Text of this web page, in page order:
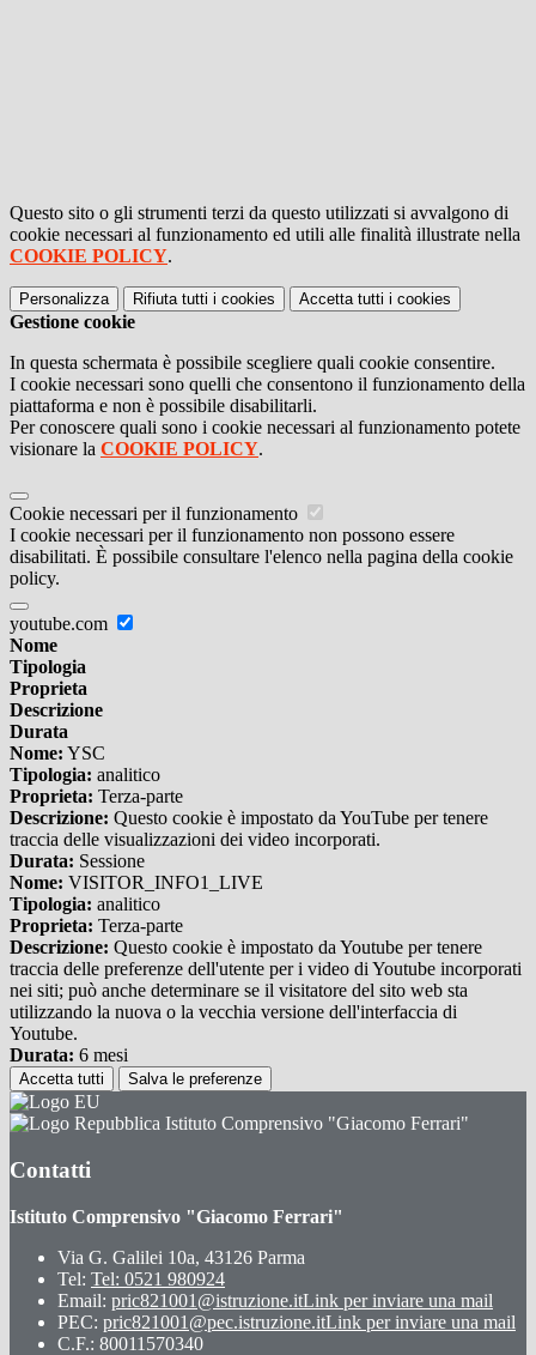
Questo sito o gli strumenti terzi da questo utilizzati si avvalgono di
cookie necessari al funzionamento ed utili alle finalità illustrate nella
COOKIE POLICY.
Personalizza Rifiuta tutti i cookies Accetta tutti i cookies
Gestione cookie
In questa schermata è possibile scegliere quali cookie consentire.
I cookie necessari sono quelli che consentono il funzionamento della
piattaforma e non è possibile disabilitarli.
Per conoscere quali sono i cookie necessari al funzionamento potete
visionare la COOKIE POLICY.
Cookie necessari per il funzionamento
I cookie necessari per il funzionamento non possono essere
disabilitati. È possibile consultare l'elenco nella pagina della cookie
policy.
youtube.com
Nome
Tipologia
Proprieta
Descrizione
Durata
Nome: YSC
Tipologia: analitico
Proprieta: Terza-parte
Descrizione: Questo cookie è impostato da YouTube per tenere
traccia delle visualizzazioni dei video incorporati.
Durata: Sessione
Nome: VISITOR_INFO1_LIVE
Tipologia: analitico
Proprieta: Terza-parte
Descrizione: Questo cookie è impostato da Youtube per tenere
traccia delle preferenze dell'utente per i video di Youtube incorporati
nei siti; può anche determinare se il visitatore del sito web sta
utilizzando la nuova o la vecchia versione dell'interfaccia di
Youtube.
Durata: 6 mesi
Accetta tutti Salva le preferenze
Istituto Comprensivo "Giacomo Ferrari"
Contatti
Istituto Comprensivo "Giacomo Ferrari"
Via G. Galilei 10a, 43126 Parma
Tel: Tel: 0521 980924
Email: pric821001@istruzione.itLink per inviare una mail
PEC: pric821001@pec.istruzione.itLink per inviare una mail
C.F.: 80011570340